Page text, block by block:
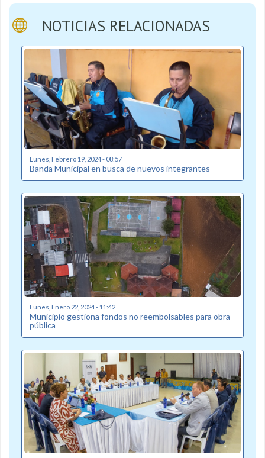
NOTICIAS RELACIONADAS
Lunes, Febrero 19, 2024 - 08:57
Banda Municipal en busca de nuevos integrantes
Lunes, Enero 22, 2024 - 11:42
Municipio gestiona fondos no reembolsables para obra
pública